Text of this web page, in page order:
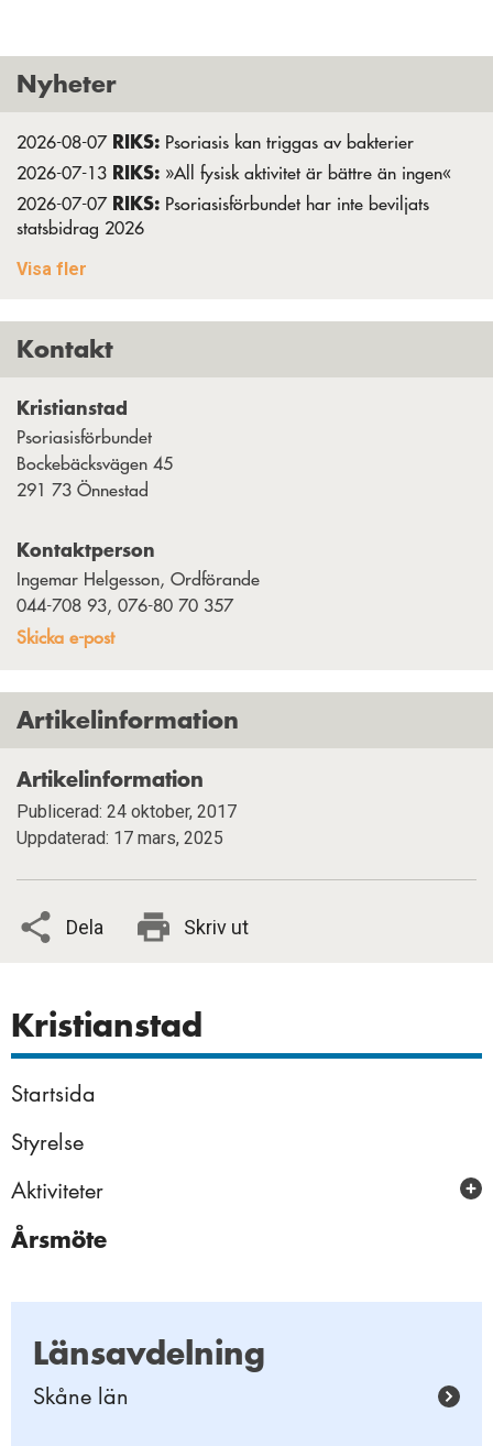
Kristianstad
Startsida
Styrelse
Aktiviteter
Reportage
Årsmöte
Länsavdelning
Skåne län
Nyheter
2026-08-07 RIKS: Psoriasis kan triggas av bakterier
2026-07-13 RIKS: »All fysisk aktivitet är bättre än ingen«
2026-07-07 RIKS: Psoriasisförbundet har inte beviljats
statsbidrag 2026
2026-07-07
2026-06-01RIKS:Strävar alltid efter det unika
2026-05-15RIKS:
2026-04-21RIKS:Anmälan öppen till nya studiecirklar
2026-04-15RIKS:
kärlekshandling”
2026-03-27RIKS:Kenth Eldebrink – från snöboll till
olympisk medalj
psoriasis/psoriasisartrit?
2026-03-18RIKS:Cellkärnor och nya perspektiv
2017-10-11 Hej världen!
Visa fler
Kontakt
Kristianstad
Psoriasisförbundet
Bockebäcksvägen 45
291 73 Önnestad
Kontaktperson
Ingemar Helgesson, Ordförande
044-708 93, 076-80 70 357
Skicka e-post
Artikelinformation
Artikelinformation
Publicerad: 24 oktober, 2017
Uppdaterad: 17 mars, 2025
Dela Skriv ut